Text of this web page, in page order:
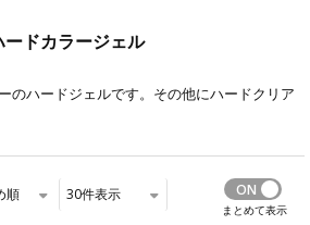
ードカラージェル
のハードジェルです。その他にハードクリア
順 30件表示
まとめて表示